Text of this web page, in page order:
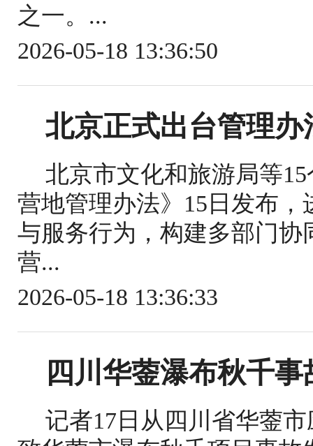
之一。...
2026-05-18 13:36:50
北京正式出台管理
北京市文化和旅游局等
营地管理办法》15日发布
与服务行为，构建多部门
营...
2026-05-18 13:36:33
四川华蓥瀑布秋千
记者17日从四川省华蓥